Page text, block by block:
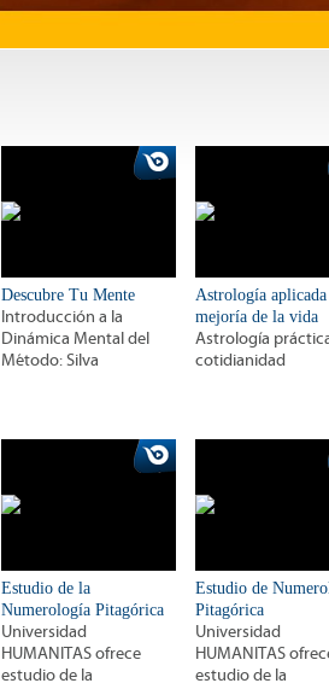
Descubre Tu Mente
Introducción a la
Dinámica Mental del
Método: Silva
Astrología
mejoría de la vida
Astrología
cotidianidad
Estudio de la
Numerología Pitagórica
Universidad
HUMANITAS ofrece
estudio de la
Estudio de
Pitagórica
Universidad
HUMANITAS
estudio de la